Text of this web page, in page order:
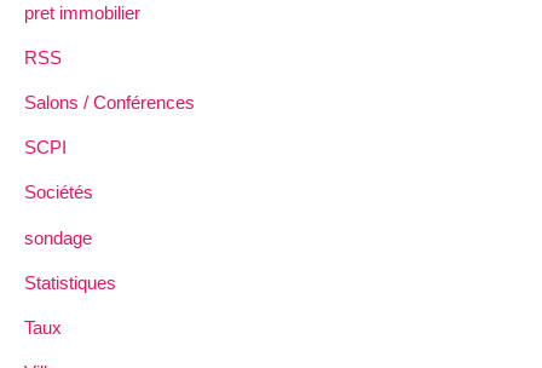
pret immobilier
RSS
Salons / Conférences
SCPI
Sociétés
sondage
Statistiques
Taux